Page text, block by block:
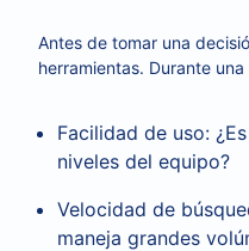
Antes de tomar una
herramientas. Durante
Facilidad de uso:
niveles del equipo?
Velocidad de
maneja grandes